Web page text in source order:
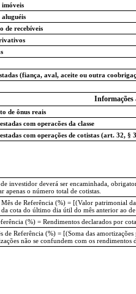
de recebíveis
(fiança, aval, aceite ou outra
Informações
de ônus reais
com operacões da classe
com operações de cotistas (art. 32, §
investidor deverá ser encaminhada,
apenas o número total de cotistas.
de Referência (%) = [(Valor patrimonial
cota do último dia útil do mês anterior ao
(%) = Rendimentos declarados por
de Referência (%) = [(Soma das
não se confundem com os rendimentos